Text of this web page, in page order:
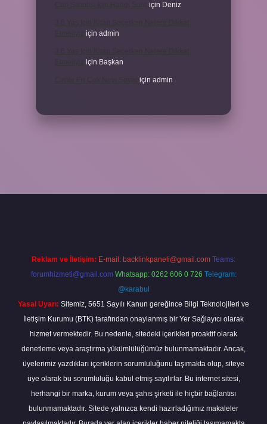
için Deniz
için admin
için Başkan
Cinler En Çok Neyi Sever için admin
Reklam ve İletişim: E-mail: backlinkpaneli@gmail.com Teams:
forumhizmeti@gmail.com Whatsapp: 0262 606 0 726 Telegram:
@karabul
Yasal Uyarı: Sitemiz, 5651 Sayılı Kanun gereğince Bilgi Teknolojileri ve
İletişim Kurumu (BTK) tarafından onaylanmış bir Yer Sağlayıcı olarak
hizmet vermektedir. Bu nedenle, sitedeki içerikleri proaktif olarak
denetleme veya araştırma yükümlülüğümüz bulunmamaktadır. Ancak,
üyelerimiz yazdıkları içeriklerin sorumluluğunu taşımakta olup, siteye
üye olarak bu sorumluluğu kabul etmiş sayılırlar. Bu internet sitesi,
herhangi bir marka, kurum veya şahıs şirketi ile hiçbir bağlantısı
bulunmamaktadır. Sitede yalnızca kendi hazırladığımız makaleler